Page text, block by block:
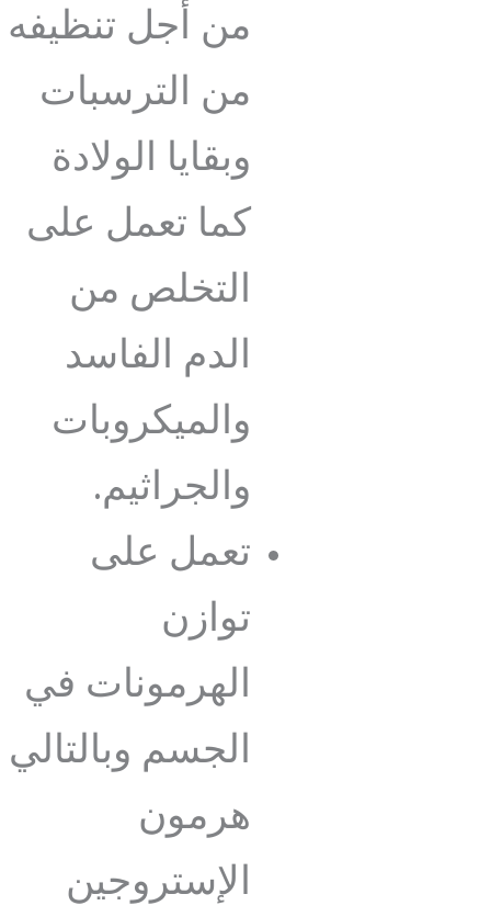
من أجل تنظيفه
من الترسبات
وبقايا الولادة
كما تعمل على
التخلص من
الدم الفاسد
والميكروبات
والجراثيم.
تعمل على
توازن
الهرمونات في
الجسم وبالتالي
هرمون
الإستروجين